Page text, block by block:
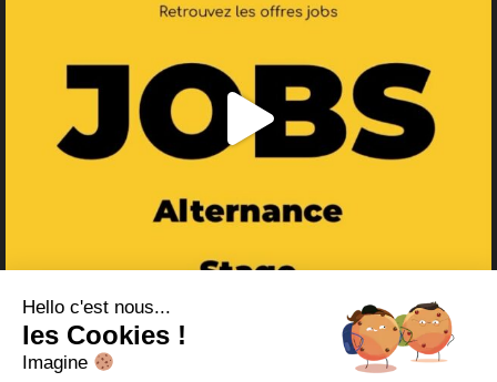
Hello c'est nous...
les Cookies !
Imagine